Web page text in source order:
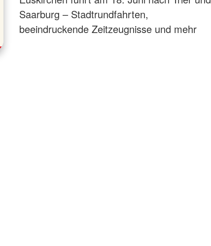
Saarburg – Stadtrundfahrten,
beeindruckende Zeitzeugnisse und mehr